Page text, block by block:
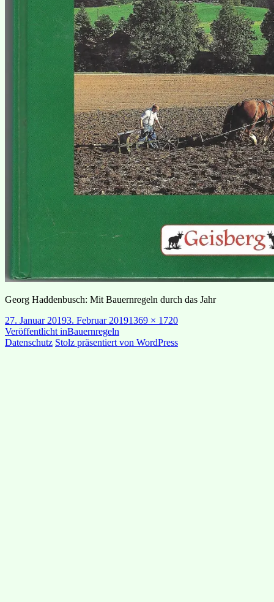
Georg Haddenbusch: Mit Bauernregeln durch das Jahr
Veröffentlicht
am
27. Januar 20193. Februar 2019Originalgröße
1369 × 1720
Beitragsnavigation
Veröffentlicht inBauernregeln
Datenschutz Stolz präsentiert von WordPress